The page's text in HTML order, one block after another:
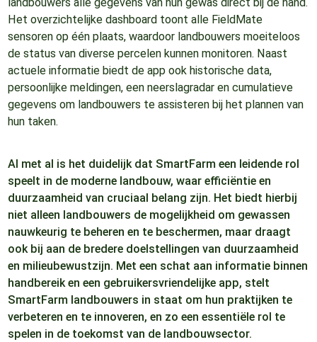
Het overzichtelijke dashboard toont alle FieldMate
sensoren op één plaats, waardoor landbouwers moeiteloos
de status van diverse percelen kunnen monitoren. Naast
actuele informatie biedt de app ook historische data,
persoonlijke meldingen, een neerslagradar en cumulatieve
gegevens om landbouwers te assisteren bij het plannen van
hun taken.
Al met al is het duidelijk dat SmartFarm een leidende rol
speelt in de moderne landbouw, waar efficiëntie en
duurzaamheid van cruciaal belang zijn. Het biedt hierbij
niet alleen landbouwers de mogelijkheid om gewassen
nauwkeurig te beheren en te beschermen, maar draagt
ook bij aan de bredere doelstellingen van duurzaamheid
en milieubewustzijn. Met een schat aan informatie binnen
handbereik en een gebruikersvriendelijke app, stelt
SmartFarm landbouwers in staat om hun praktijken te
verbeteren en te innoveren, en zo een essentiële rol te
spelen in de toekomst van de landbouwsector.